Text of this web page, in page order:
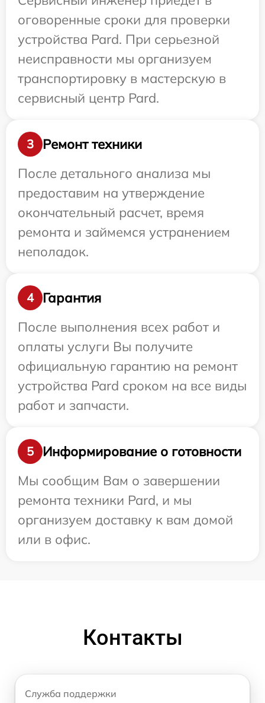
оговоренные сроки для проверки
устройства Pard. При серьезной
неисправности мы организуем
транспортировку в мастерскую в
сервисный центр Pard.
3
Ремонт техники
После детального анализа мы
предоставим на утверждение
окончательный расчет, время
ремонта и займемся устранением
неполадок.
4
Гарантия
После выполнения всех работ и
оплаты услуги Вы получите
официальную гарантию на ремонт
устройства Pard сроком на все виды
работ и запчасти.
5
Информирование о готовности
Мы сообщим Вам о завершении
ремонта техники Pard, и мы
организуем доставку к вам домой
или в офис.
Контакты
Служба поддержки